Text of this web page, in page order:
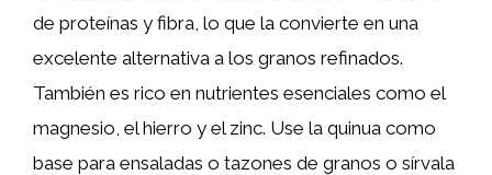
de proteínas y fibra, lo que la convierte en una
excelente alternativa a los granos refinados.
También es rico en nutrientes esenciales como el
magnesio, el hierro y el zinc. Use la quinua como
base para ensaladas o tazones de granos o sírvala